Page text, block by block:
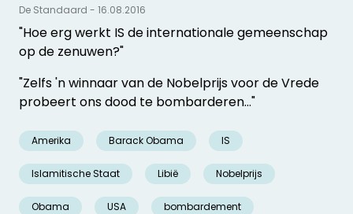
"Hoe erg werkt IS de internationale gemeenschap
op de zenuwen?"
"Zelfs 'n winnaar van de Nobelprijs voor de Vrede
probeert ons dood te bombarderen…"
Amerika Barack Obama IS
Islamitische Staat Libië Nobelprijs
Obama USA bombardement
De Standaard - 16.08.2016